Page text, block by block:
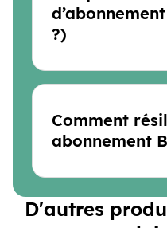
?)
Comment
abonnement
D'autres